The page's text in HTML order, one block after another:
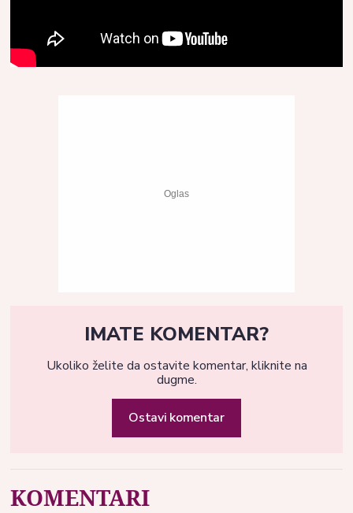
IMATE KOMENTAR?
Ukoliko želite da ostavite komentar, kliknite na
dugme.
Ostavi komentar
KOMENTARI